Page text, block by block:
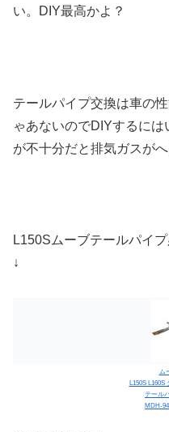
い。DIY最高かよ？
テールパイプ交換は車の
ゃあないのでDIYするに
が不十分だと排気ガスが
L150Sムーブテールパイ
↓
ム
L150S L160S
テール
MDH-